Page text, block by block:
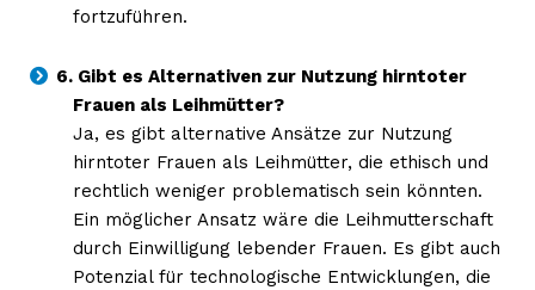
fortzuführen.
6. Gibt es Alternativen zur Nutzung hirntoter
Frauen als Leihmütter?
Ja, es gibt alternative Ansätze zur Nutzung
hirntoter Frauen als Leihmütter, die ethisch und
rechtlich weniger problematisch sein könnten.
Ein möglicher Ansatz wäre die Leihmutterschaft
durch Einwilligung lebender Frauen. Es gibt auch
Potenzial für technologische Entwicklungen, die